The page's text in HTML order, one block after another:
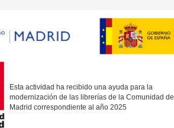
Esta actividad ha recibido una ayuda para la
modernización de las librerías de la Comunidad de
Madrid correspondiente al año 2025